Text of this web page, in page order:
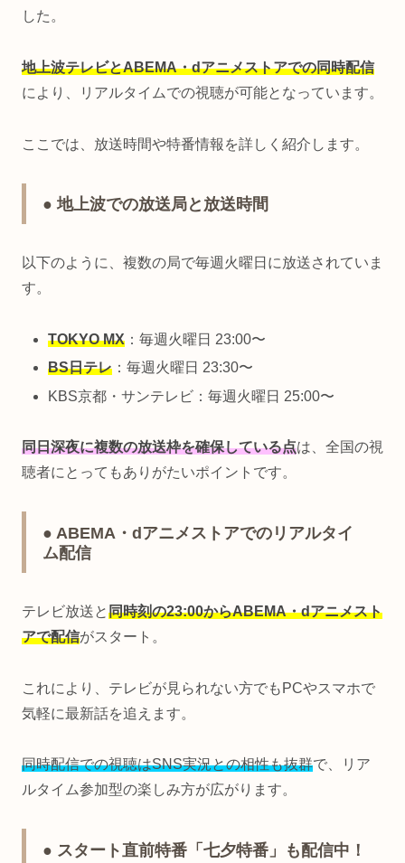
した。
地上波テレビとABEMA・dアニメストアでの同時配信
により、リアルタイムでの視聴が可能となっています。
ここでは、放送時間や特番情報を詳しく紹介します。
● 地上波での放送局と放送時間
以下のように、複数の局で毎週火曜日に放送されていま
す。
TOKYO MX ：毎週火曜日 23:00〜
BS日テレ ：毎週火曜日 23:30〜
KBS京都・サンテレビ：毎週火曜日 25:00〜
同日深夜に複数の放送枠を確保している点は、全国の視
聴者にとってもありがたいポイントです。
● ABEMA・dアニメストアでのリアルタイ
ム配信
テレビ放送と同時刻の23:00からABEMA・dアニメスト
アで配信がスタート。
これにより、テレビが見られない方でもPCやスマホで
気軽に最新話を追えます。
同時配信での視聴はSNS実況との相性も抜群で、リア
ルタイム参加型の楽しみ方が広がります。
● スタート直前特番「七夕特番」も配信中！